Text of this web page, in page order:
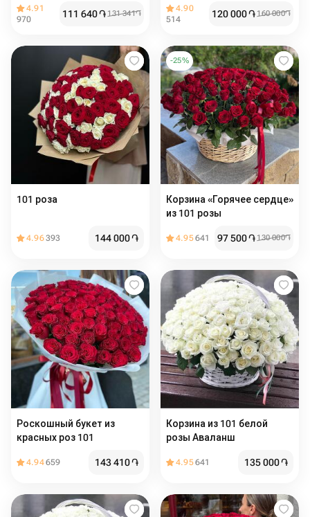
4.91
970
111 640֏ 131 341֏
4.90
514
120 000֏ 160 000֏
101 роза
4.96393 144 000֏
-25%
Корзина «Горячее сердце»
из 101 розы
4.95641 97 500֏ 130 000֏
Роскошный букет из
красных роз 101
4.94659 143 410֏
Корзина из 101 белой
розы Аваланш
4.95641 135 000֏